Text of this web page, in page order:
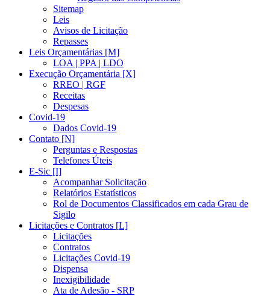
Sitemap
Leis
Avisos de Licitação
Repasses
Leis Orçamentárias [M]
LOA | PPA | LDO
Execução Orçamentária [X]
RREO | RGF
Receitas
Despesas
Covid-19
Dados Covid-19
Contato [N]
Perguntas e Respostas
Telefones Úteis
E-Sic [I]
Acompanhar Solicitação
Relatórios Estatísticos
Rol de Documentos Classificados em cada Grau de
Sigilo
Licitações e Contratos [L]
Licitações
Contratos
Licitações Covid-19
Dispensa
Inexigibilidade
Ata de Adesão - SRP